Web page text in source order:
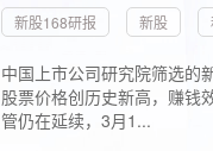
新股168研报 新股
中国上市公司研究院筛选的
股票价格创历史新高，赚钱
管仍在延续，3月1...